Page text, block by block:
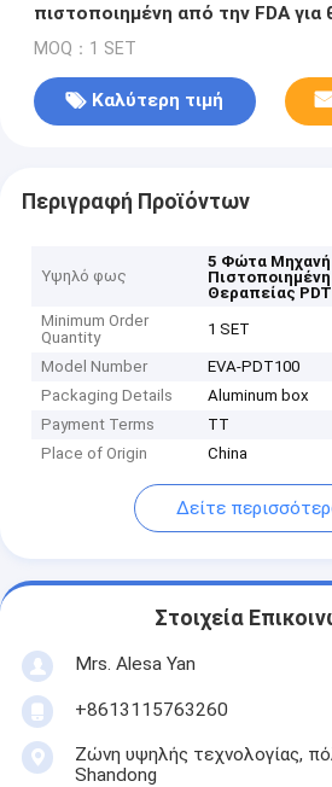
πιστοποιημένη από την FDA για
προσώπου, λαιμού και στήθους
MOQ：1 SET
Καλύτερη τιμή
Περιγραφή Προϊόντων
Υψηλό φως
5 Φώτα Μηχανή
Θεραπείας PDT
Minimum Order
Quantity
1 SET
Model Number
EVA-PDT100
Packaging Details
Aluminum box
Payment Terms
TT
Place of Origin
China
Δείτε
Στοιχεία
Mrs. Alesa Yan
+8613115763260
Ζώνη υψηλής τεχνολογίας,
Shandong